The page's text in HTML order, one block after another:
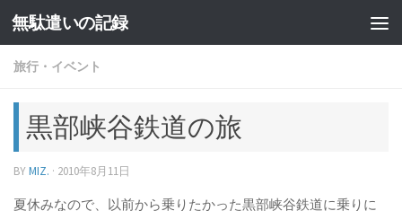
コンテンツへスキップ
無駄遣いの記録
旅行・イベント
黒部峡谷鉄道の旅
BYMIZ. · 2010年8月11日
夏休みなので、以前から乗りたかった黒部峡谷鉄道に乗りに